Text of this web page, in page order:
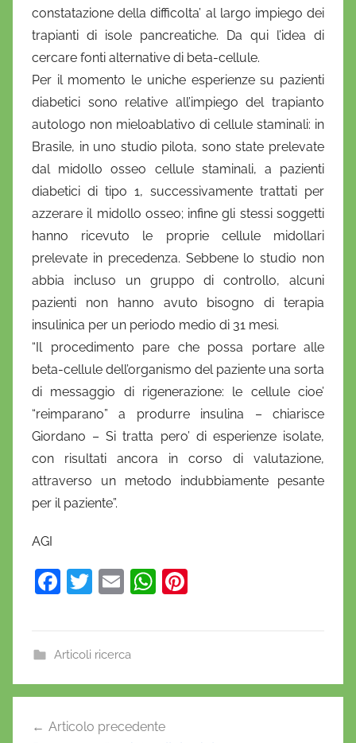
constatazione della difficolta’ al largo impiego dei
trapianti di isole pancreatiche. Da qui l’idea di
cercare fonti alternative di beta-cellule.
Per il momento le uniche esperienze su pazienti
diabetici sono relative all’impiego del trapianto
autologo non mieloablativo di cellule staminali: in
Brasile, in uno studio pilota, sono state prelevate
dal midollo osseo cellule staminali, a pazienti
diabetici di tipo 1, successivamente trattati per
azzerare il midollo osseo; infine gli stessi soggetti
hanno ricevuto le proprie cellule midollari
prelevate in precedenza. Sebbene lo studio non
abbia incluso un gruppo di controllo, alcuni
pazienti non hanno avuto bisogno di terapia
insulinica per un periodo medio di 31 mesi.
“Il procedimento pare che possa portare alle
beta-cellule dell’organismo del paziente una sorta
di messaggio di rigenerazione: le cellule cioe’
“reimparano” a produrre insulina – chiarisce
Giordano – Si tratta pero’ di esperienze isolate,
con risultati ancora in corso di valutazione,
attraverso un metodo indubbiamente pesante
per il paziente”.
AGI
F
e
b
o
T
er
E
l
W
A
p
st
Articoli ricerca
Articolo precedente